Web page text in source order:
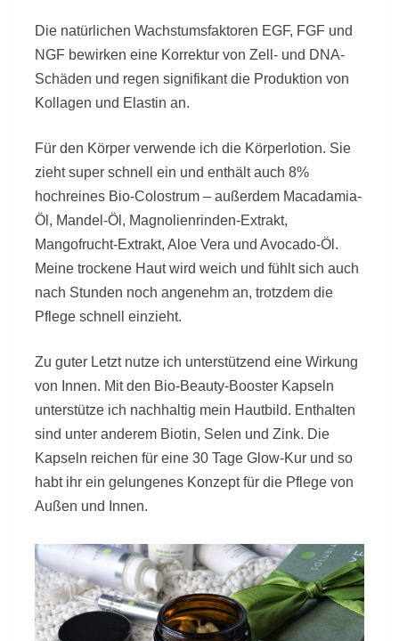
Die natürlichen Wachstumsfaktoren EGF, FGF und
NGF bewirken eine Korrektur von Zell­- und DNA-
Schäden und regen signifikant die Produktion von
Kollagen und Elastin an.
Für den Körper verwende ich die Körperlotion. Sie
zieht super schnell ein und enthält auch 8%
hochreines Bio-Colostrum – außerdem Macadamia-
Öl, Mandel-Öl, Magnolienrinden-Extrakt,
Mangofrucht-Extrakt, Aloe Vera und Avocado-Öl.
Meine trockene Haut wird weich und fühlt sich auch
nach Stunden noch angenehm an, trotzdem die
Pflege schnell einzieht.
Zu guter Letzt nutze ich unterstützend eine Wirkung
von Innen. Mit den Bio-Beauty-Booster Kapseln
unterstütze ich nachhaltig mein Hautbild. Enthalten
sind unter anderem Biotin, Selen und Zink. Die
Kapseln reichen für eine 30 Tage Glow-Kur und so
habt ihr ein gelungenes Konzept für die Pflege von
Außen und Innen.